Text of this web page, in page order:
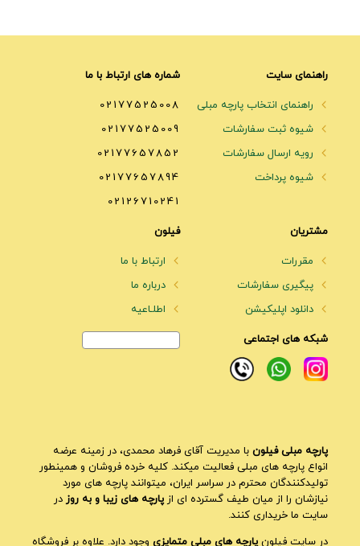
راهنمای سایت
راهنمای انتخاب پارچه مبلی
شیوه ثبت سفارشات
رویه ارسال سفارشات
شیوه پرداخت
شماره های ارتباط با ما
02177525008
02177525009
02177657852
02177657894
02126710241
مشتریان
مقررات
پیگیری سفارشات
دانلود اپلیکیشن
فیلون
ارتباط با ما
درباره ما
اطلـاعیه
شبکه های اجتماعی
پارچه مبلی فیلون با مدیریت آقای فرهاد محمدی، در زمینه عرضه
انواع پارچه های مبلی فعالیت میکند. کلیه خرده فروشان و همینطور
تولیدکنندگان محترم در سراسر ایران، میتوانند پارچه های مورد
نیازشان را از میان طیف گسترده ای ازپارچه های زیبا و به روز در
سایت ما خریداری کنند.
در سایت فیلونپارچه های مبلی متمایزی وجود دارد. علاوه بر فروشگاه